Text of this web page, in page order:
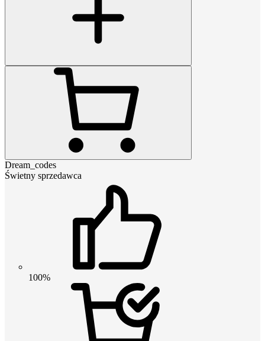
Dream_codes
Świetny sprzedawca
100%